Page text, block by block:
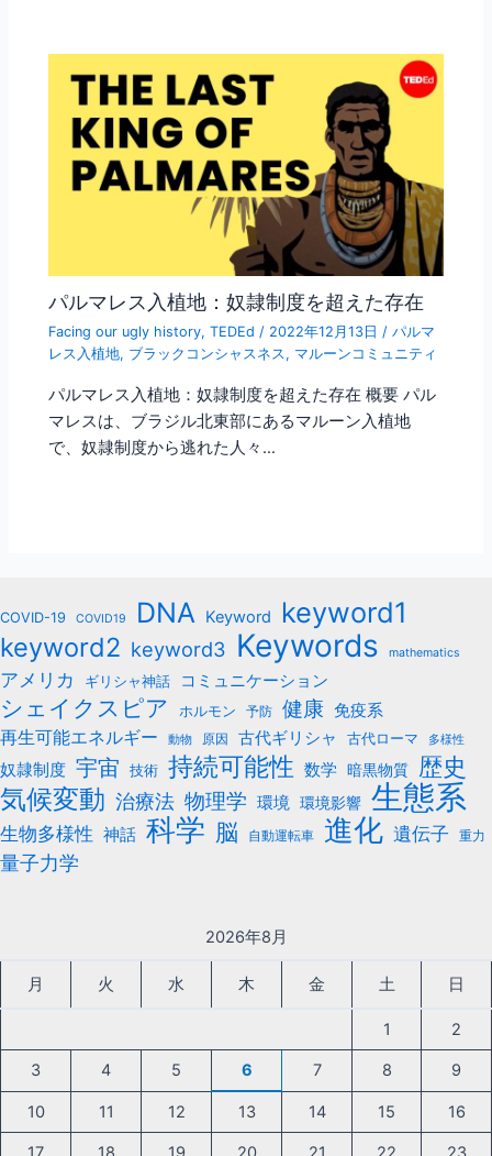
パルマレス入植地：奴隷制度を超えた存在
Facing our ugly history,TEDEd / 2022年12月13日/パルマ
レス入植地, ブラックコンシャスネス, マルーンコミュニティ
パルマレス入植地：奴隷制度を超えた存在 概要 パル
マレスは、ブラジル北東部にあるマルーン入植地
で、奴隷制度から逃れた人々…
COVID-19 COVID19 DNA Keyword keyword1
keyword2 keyword3 Keywords mathematics
アメリカ ギリシャ神話 コミュニケーション
シェイクスピア ホルモン 予防 健康 免疫系
再生可能エネルギー
動物 原因 古代ギリシャ 古代ローマ 多様性
奴隷制度 宇宙 技術 持続可能性 数学 暗黒物質 歴史
気候変動 治療法 物理学 環境 環境影響 生態系
生物多様性 神話 科学 脳 自動運転車 進化 遺伝子 重力
量子力学
2026年8月
月 火 水 木 金 土 日
1 2
3 4 5 6 7 8 9
10 11 12 13 14 15 16